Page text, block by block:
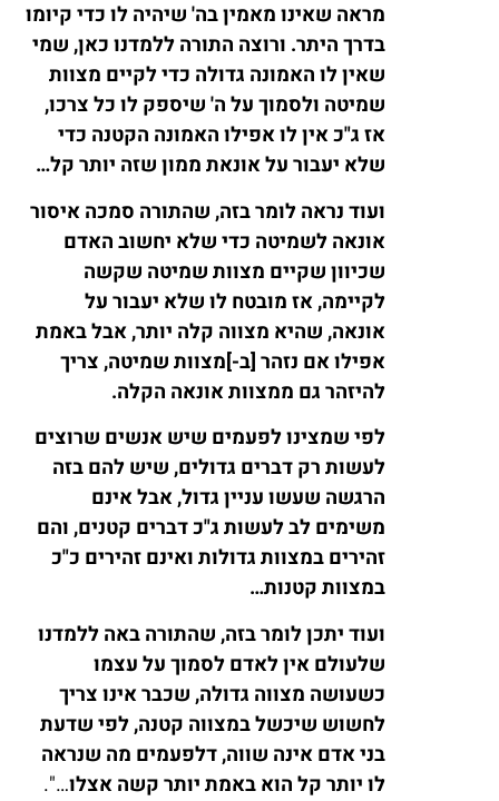
מראה שאינו מאמין בה' שיהיה לו כדי קיומו
בדרך היתר. ורוצה התורה ללמדנו כאן, שמי
שאין לו האמונה גדולה כדי לקיים מצוות
שמיטה ולסמוך על ה' שיספק לו כל צרכו,
אז ג"כ אין לו אפילו האמונה הקטנה כדי
שלא יעבור על אונאת ממון שזה יותר קל…
ועוד נראה לומר בזה, שהתורה סמכה איסור
אונאה לשמיטה כדי שלא יחשוב האדם
שכיוון שקיים מצוות שמיטה שקשה
לקיימה, אז מובטח לו שלא יעבור על
אונאה, שהיא מצווה קלה יותר, אבל באמת
אפילו אם נזהר [ב-]מצוות שמיטה, צריך
להיזהר גם ממצוות אונאה הקלה.
לפי שמצינו לפעמים שיש אנשים שרוצים
לעשות רק דברים גדולים, שיש להם בזה
הרגשה שעשו עניין גדול, אבל אינם
משימים לב לעשות ג"כ דברים קטנים, והם
זהירים במצוות גדולות ואינם זהירים כ"כ
במצוות קטנות…
ועוד יתכן לומר בזה, שהתורה באה ללמדנו
שלעולם אין לאדם לסמוך על עצמו
כשעושה מצווה גדולה, שכבר אינו צריך
לחשוש שיכשל במצווה קטנה, לפי שדעת
בני אדם אינה שווה, דלפעמים מה שנראה
לו יותר קל הוא באמת יותר קשה אצלו…".